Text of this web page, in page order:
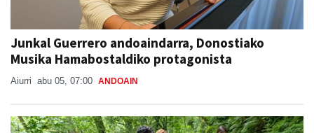
Junkal Guerrero andoaindarra, Donostiako
Musika Hamabostaldiko protagonista
Aiurri abu 05, 07:00 ANDOAIN